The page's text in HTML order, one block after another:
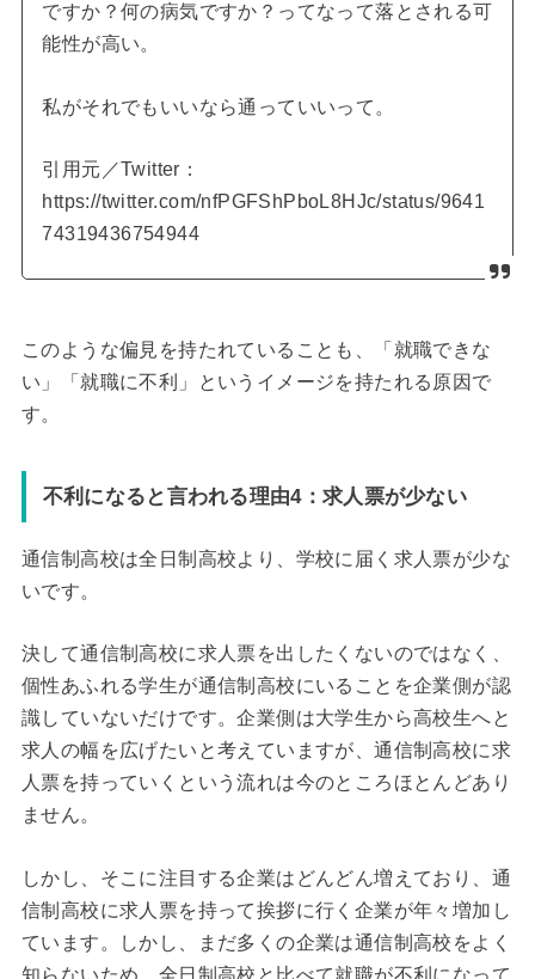
ですか？何の病気ですか？ってなって落とされる可
能性が高い。
私がそれでもいいなら通っていいって。
引用元／Twitter：
https://twitter.com/nfPGFShPboL8HJc/status/9641
74319436754944
このような偏見を持たれていることも、「就職できな
い」「就職に不利」というイメージを持たれる原因で
す。
不利になると言われる理由4：求人票が少ない
通信制高校は全日制高校より、学校に届く求人票が少な
いです。
決して通信制高校に求人票を出したくないのではなく、
個性あふれる学生が通信制高校にいることを企業側が認
識していないだけです。企業側は大学生から高校生へと
求人の幅を広げたいと考えていますが、通信制高校に求
人票を持っていくという流れは今のところほとんどあり
ません。
しかし、そこに注目する企業はどんどん増えており、通
信制高校に求人票を持って挨拶に行く企業が年々増加し
ています。しかし、まだ多くの企業は通信制高校をよく
知らないため、全日制高校と比べて就職が不利になって